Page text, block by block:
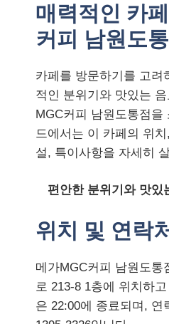
매력적인 카
커피 남원도
카페를 방문하기를 고려
적인 분위기와 맛있는
MGC커피 남원도통점을
드에서는 이 카페의 위
설, 특이사항을 자세히
편안한 분위기와 맛있
위치 및 연락
메가MGC커피 남원도통
로 213-8 1층에 위치하
은 22:00에 종료되며, 연